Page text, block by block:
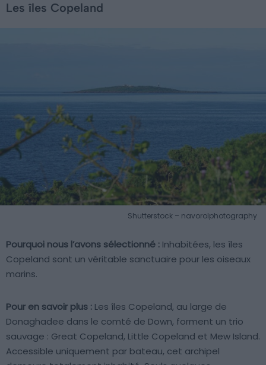
Les îles Copeland
Shutterstock – navorolphotography
Pourquoi nous l’avons sélectionné : Inhabitées, les îles
Copeland sont un véritable sanctuaire pour les oiseaux
marins.
Pour en savoir plus : Les îles Copeland, au large de
Donaghadee dans le comté de Down, forment un trio
sauvage : Great Copeland, Little Copeland et Mew Island.
Accessible uniquement par bateau, cet archipel